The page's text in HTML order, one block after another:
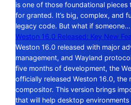
is one of those foundational pieces
for granted. It’s big, complex, and
legacy code. But what if
Weston 16.0 Released: Key New
Weston 16.0 released with major
management, and Wayland
five months of development, the
officially released Weston 16.0, the
compositor. This version brings
that will help desktop environments